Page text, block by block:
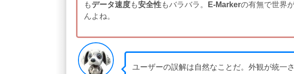
もデータ速度も安全性もバラバラ。 E‑Markerの有無で世界
んよね。
ユーザーの誤解は自然なことだ。外観が統一